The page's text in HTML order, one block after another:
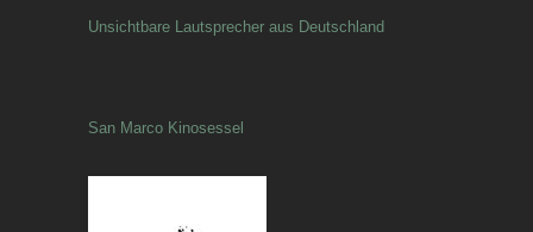
Unsichtbare Lautsprecher aus Deutschland
San Marco Kinosessel